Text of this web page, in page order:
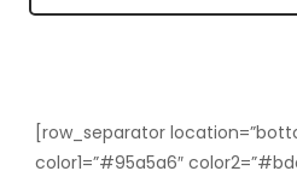
[row_separator
color1=”#95a5a6″